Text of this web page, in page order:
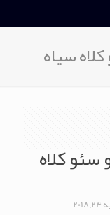
سیاه
کلاه